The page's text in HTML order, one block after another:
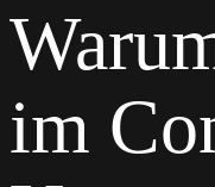
im